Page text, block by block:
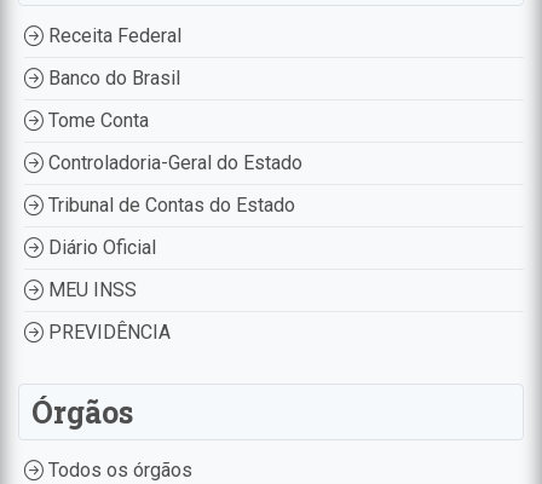
Receita Federal
Banco do Brasil
Tome Conta
Controladoria-Geral do Estado
Tribunal de Contas do Estado
Diário Oficial
MEU INSS
PREVIDÊNCIA
Órgãos
Todos os órgãos